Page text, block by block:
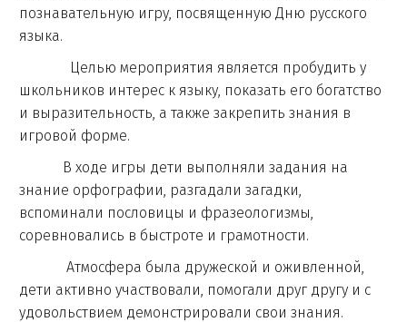
познавательную игру, посвященную Дню русского
языка.
Целью мероприятия является пробудить у
школьников интерес к языку, показать его богатство
и выразительность, а также закрепить знания в
игровой форме.
В ходе игры дети выполняли задания на
знание орфографии, разгадали загадки,
вспоминали пословицы и фразеологизмы,
соревновались в быстроте и грамотности.
Атмосфера была дружеской и оживленной,
дети активно участвовали, помогали друг другу и с
удовольствием демонстрировали свои знания.